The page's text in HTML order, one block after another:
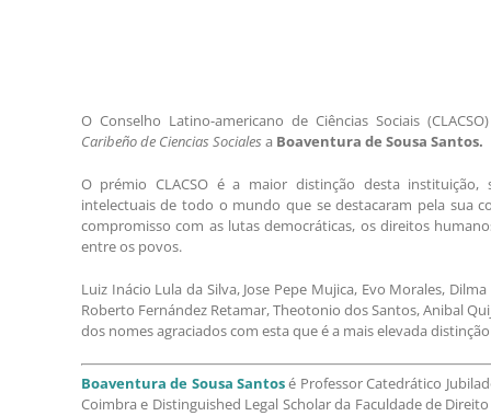
O Conselho Latino-americano de Ciências Sociais
Caribeño de Ciencias Sociales a Boaventura de Sousa Santos.
O prémio CLACSO é a maior distinção desta instituição,
intelectuais de todo o mundo que se destacaram pela sua
compromisso com as lutas democráticas, os direitos
entre os povos.
Luiz Inácio Lula da Silva, Jose Pepe Mujica, Evo Morales,
Roberto Fernández Retamar, Theotonio dos Santos, Anibal
dos nomes agraciados com esta que é a mais elevada
Boaventura de Sousa Santosé Professor Catedrático
Coimbra e Distinguished Legal Scholar da Faculdade de